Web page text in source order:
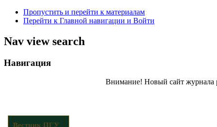
Пропустить и перейти к материалам
Перейти к Главной навигации и Войти
Nav view search
Навигация
Внимание! Новый сайт журнала
Вестник ПГУ